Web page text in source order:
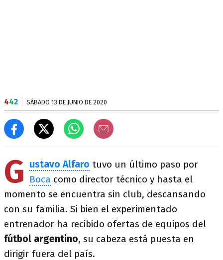
442 SÁBADO 13 DE JUNIO DE 2020
G ustavo Alfaro tuvo un último paso por
Boca como director técnico y hasta el
momento se encuentra sin club, descansando
con su familia. Si bien el experimentado
entrenador ha recibido ofertas de equipos del
fútbol argentino, su cabeza está puesta en
dirigir fuera del país.